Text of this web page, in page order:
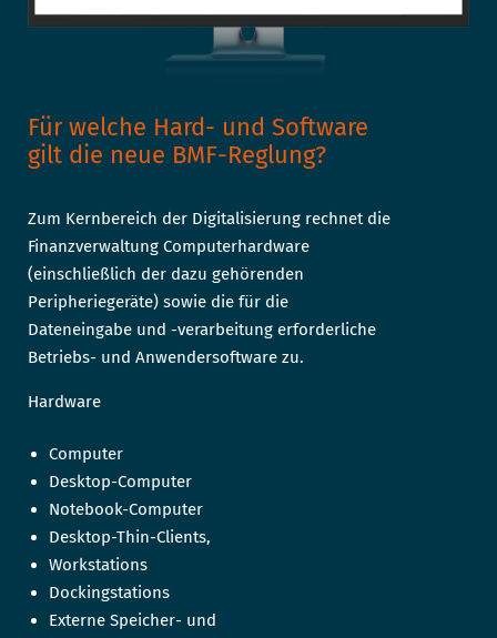
Für welche Hard- und Software
gilt die neue BMF-Reglung?
Zum Kernbereich der Digitalisierung rechnet die
Finanzverwaltung Computerhardware
(einschließlich der dazu gehörenden
Peripheriegeräte) sowie die für die
Dateneingabe und -verarbeitung erforderliche
Betriebs- und Anwendersoftware zu.
Hardware
Computer
Desktop-Computer
Notebook-Computer
Desktop-Thin-Clients,
Workstations
Dockingstations
Externe Speicher- und